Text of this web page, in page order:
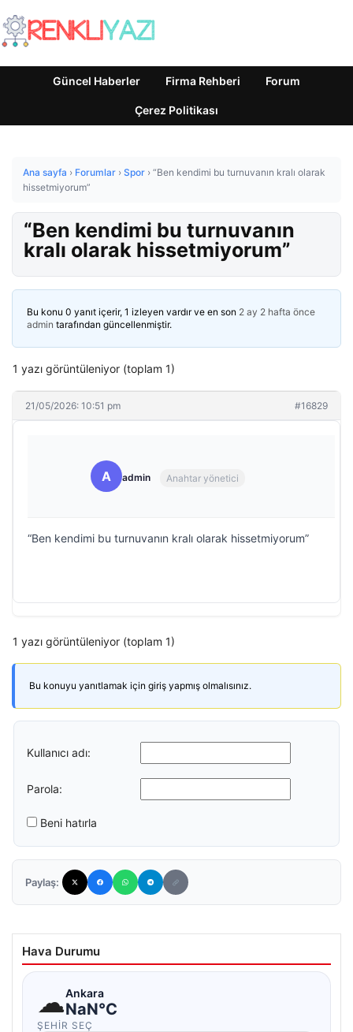
Güncel Haberler Firma Rehberi Forum
Çerez Politikası
Ana sayfa › Forumlar › Spor › “Ben kendimi bu turnuvanın kralı olarak
hissetmiyorum”
“Ben kendimi bu turnuvanın
kralı olarak hissetmiyorum”
Bu konu 0 yanıt içerir, 1 izleyen vardır ve en son 2 ay 2 hafta önce
admin tarafından güncellenmiştir.
1 yazı görüntüleniyor (toplam 1)
21/05/2026: 10:51 pm #16829
A admin Anahtar yönetici
“Ben kendimi bu turnuvanın kralı olarak hissetmiyorum”
1 yazı görüntüleniyor (toplam 1)
Bu konuyu yanıtlamak için giriş yapmış olmalısınız.
Kullanıcı adı:
Parola:
Beni hatırla
Paylaş:
Hava Durumu
☁Ankara
NaN°C
ŞEHIR SEÇ